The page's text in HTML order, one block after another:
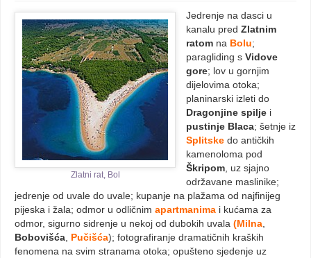
Zlatni rat, Bol
Jedrenje na dasci u
kanalu pred Zlatnim
ratom na Bolu;
paragliding s Vidove
gore; lov u gornjim
dijelovima otoka;
planinarski izleti do
Dragonjine spilje i
pustinje Blaca; šetnje iz
Splitske do antičkih
kamenoloma pod
Škripom , uz sjajno
održavane maslinike;
jedrenje od uvale do uvale; kupanje na plažama od najfinijeg
pijeska i žala; odmor u odličnim apartmanima i kućama za
odmor, sigurno sidrenje u nekoj od dubokih uvala (Milna
Bobovišća Pučišća); fotografiranje dramatičnih kraških
fenomena na svim stranama otoka; opušteno sjedenje uz